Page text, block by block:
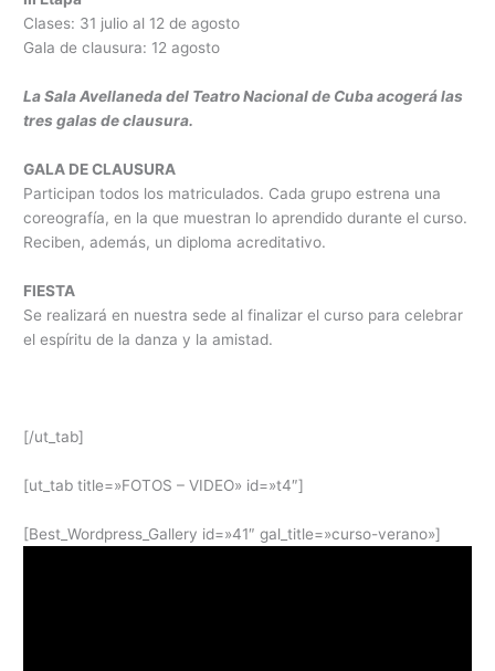
Clases: 31 julio al 12 de agosto
Gala de clausura: 12 agosto
La Sala Avellaneda del Teatro Nacional de Cuba acogerá las
tres galas de clausura.
GALA DE CLAUSURA
Participan todos los matriculados. Cada grupo estrena una
coreografía, en la que muestran lo aprendido durante el curso.
Reciben, además, un diploma acreditativo.
FIESTA
Se realizará en nuestra sede al finalizar el curso para celebrar
el espíritu de la danza y la amistad.
[/ut_tab]
[ut_tab title=»FOTOS – VIDEO» id=»t4″]
[Best_Wordpress_Gallery id=»41″ gal_title=»curso-verano»]